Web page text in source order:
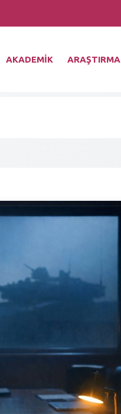
AKADEMİK ARAŞTIRMA